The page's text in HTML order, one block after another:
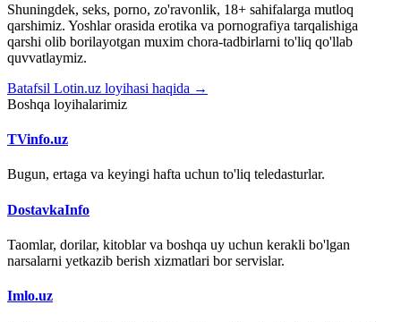
Shuningdek, seks, porno, zo'ravonlik, 18+ sahifalarga mutloq
qarshimiz. Yoshlar orasida erotika va pornografiya tarqalishiga
qarshi olib borilayotgan muxim chora-tadbirlarni to'liq qo'llab
quvvatlaymiz.
Batafsil Lotin.uz loyihasi haqida →
Boshqa loyihalarimiz
TVinfo.uz
Bugun, ertaga va keyingi hafta uchun to'liq teledasturlar.
DostavkaInfo
Taomlar, dorilar, kitoblar va boshqa uy uchun kerakli bo'lgan
narsalarni yetkazib berish xizmatlari bor servislar.
Imlo.uz